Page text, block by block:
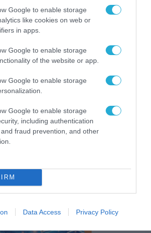
Google to enable storage
like cookies on web or
in apps.
Google to enable storage
of the website or app.
Google to enable storage
Google to enable storage
including authentication
fraud prevention, and other
Data Access Privacy Policy
για τους
στα Μαθήματα Ψηφιακής